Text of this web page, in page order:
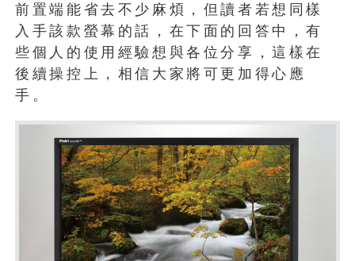
前置端能省去不少麻煩，但讀者若想同樣
入手該款螢幕的話，在下面的回答中，有
些個人的使用經驗想與各位分享，這樣在
後續操控上，相信大家將可更加得心應
手。